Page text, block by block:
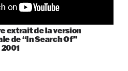
extrait de la version
de “In Search Of”